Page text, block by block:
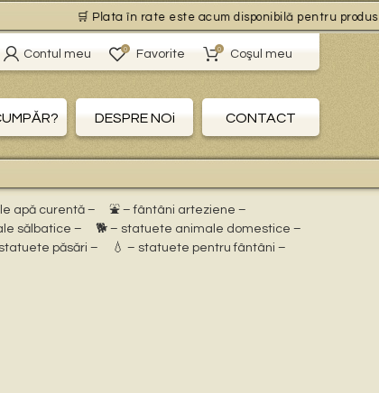
🛒 Plata în rate este acum disponibilă pentru
Contul meu 0 Favorite 0 Coşul meu
DESPRE NOi CONTACT
apă curentă –
⛲ – fântâni arteziene –
sălbatice –
🐕 – statuete animale domestice –
păsări –
💧 – statuete pentru fântâni –